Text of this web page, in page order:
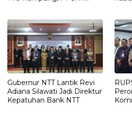
Gubernur NTT Lantik Revi
Adiana Silawati Jadi Direktur
Kepatuhan Bank NTT